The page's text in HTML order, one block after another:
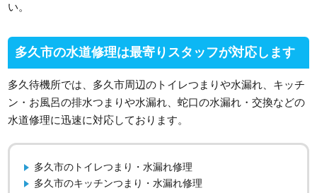
い。
多久市の水道修理は最寄りスタッフが対応します
多久待機所では、多久市周辺のトイレつまりや水漏れ、キッチ
ン・お風呂の排水つまりや水漏れ、蛇口の水漏れ・交換などの
水道修理に迅速に対応しております。
多久市のトイレつまり・水漏れ修理
多久市のキッチンつまり・水漏れ修理